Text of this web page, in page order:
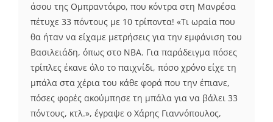
άσου της Ομπραντόιρο, που κόντρα στη Μανρέσα
πέτυχε 33 πόντους με 10 τρίποντα! «Τι ωραία που
θα ήταν να είχαμε μετρήσεις για την εμφάνιση του
Βασιλειάδη, όπως στο NBA. Για παράδειγμα πόσες
τρίπλες έκανε όλο το παιχνίδι, πόσο χρόνο είχε τη
μπάλα στα χέρια του κάθε φορά που την έπιανε,
πόσες φορές ακούμπησε τη μπάλα για να βάλει 33
πόντους, κτλ.», έγραψε ο Χάρης Γιαννόπουλος,